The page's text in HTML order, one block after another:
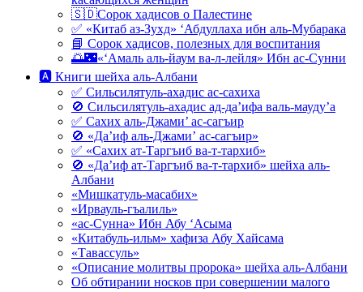
🇸🇩Сорок хадисов о Палестине
✅ «Китаб аз-Зухд» ‘Абдуллаха ибн аль-Мубарака
📘 Сорок хадисов, полезных для воспитания
🌅🌃«‘Амаль аль-йаум ва-л-лейля» Ибн ас-Сунни
🅰 Книги шейха аль-Албани
✅ Сильсилятуль-ахадис ас-сахиха
🚫 Сильсилятуль-ахадис ад-да’ифа валь-мауду’а
✅ Сахих аль-Джами’ ас-сагъир
🚫 «Да’иф аль-Джами’ ас-сагъир»
✅ «Сахих ат-Таргъиб ва-т-тархиб»
🚫 «Да’иф ат-Таргъиб ва-т-тархиб» шейха аль-
Албани
«Мишкатуль-масабих»
«Ирвауль-гъалиль»
«ас-Сунна» Ибн Абу ‘Асыма
«Китабуль-ильм» хафиза Абу Хайсама
«Тавассуль»
«Описание молитвы пророка» шейха аль-Албани
Об обтирании носков при совершении малого